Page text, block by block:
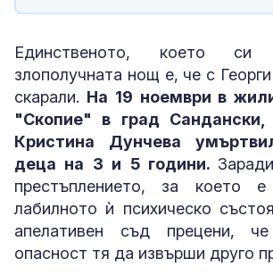
Единственото, което
злополучната нощ е, че с
скарали. На 19 ноември в
"Скопие" в град Сандански,
Кристина Дунчева
деца на 3 и 5 години.
престъплението, за което
лабилното ѝ психическо
апелативен съд прецени,
опасност тя да извърши друго